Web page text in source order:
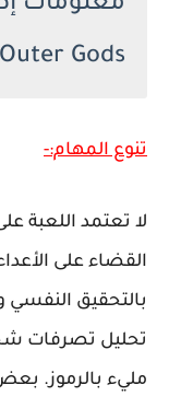
Gods :
تنوع المهام:-
لا تعتمد اللعبة
القضاء على
بالتحقيق
تحليل تصرفات
مليء بالرموز.